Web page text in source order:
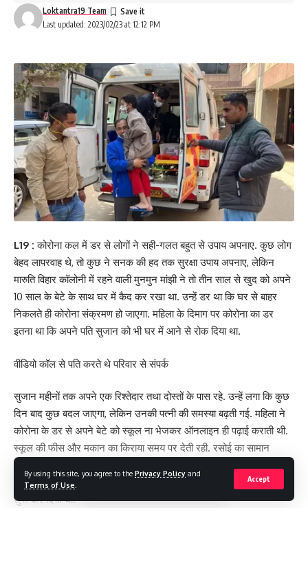
By using this site, you agree to the Privacy Policy and
Terms of Use
Accept
Last updated: 2023/02/23 at 12:12 PM
Loktantra19 Team
L19 : कोरोना कल में डर से लोगों ने सही-गलत बहुत से उपाय अपनाए. कुछ लोग
बेहद लापरवाह थे, तो कुछ ने सनक की हद तक सुरक्षा उपाय अपनाए, लेकिन
मारुति विहार कॉलोनी में रहने वाली मुनमुन मांझी ने तो तीन साल से खुद को अपने
10 साल के बेटे के साथ घर में कैद कर रखा था. उन्हें डर था कि घर से बाहर
निकलते ही कोरोना संक्रमण हो जाएगा. महिला के दिमाग पर कोरोना का डर
इतना था कि अपने पति सुजान को भी घर में आने से रोक दिया था.
वीडियो कॉल से पति करते थे परिवार से संपर्क
सुजान महीनों तक अपने एक रिश्तेदार तथा दोस्तों के पास रहे. उन्हें लगा कि कुछ
दिन बाद कुछ बदल जाएगा, लेकिन उनकी पत्नी की समस्या बढ़ती गई. महिला ने
कोरोना के डर से अपने बेटे को स्कूल ना भेजकर ऑनलाइन ही पढ़ाई कराती थी.
स्कूल की फीस और मकान का किराया समय पर देती रही. रसोई का सामान
ऑनलाइन मंगवाती और गेट पर सामान रखने को कहती थी. मुनमुन ने कोरोना के
डर से गैस सिलेंडर तक मंगवाना बंद कर दिया था और हीटर पर खाना पकाना
शुरू कर दिया था.